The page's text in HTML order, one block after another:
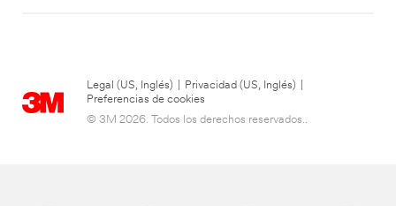
Legal (US, Inglés) Privacidad (US, Inglés)
Preferencias de cookies
© 3M 2026. Todos los derechos reservados..